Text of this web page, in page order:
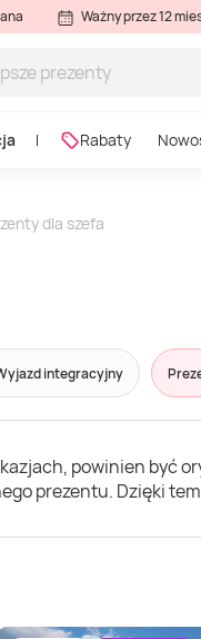
Ważny przez 12
Rabaty
dla szefa
integracyjny
powinien być
prezentu. Dzięki